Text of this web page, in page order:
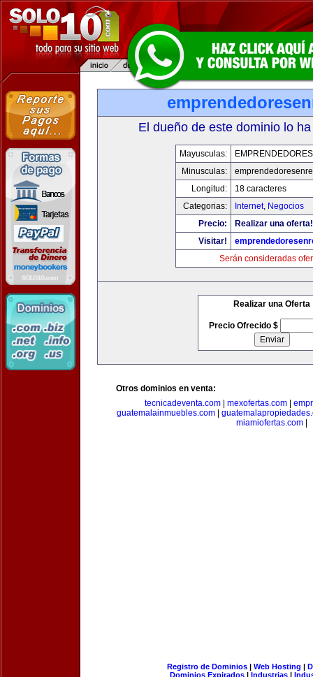
El dueño de este dominio lo
Mayusculas:
Minusculas:
Longitud:
18 caracteres
Categorias:
Internet, Negocios
Precio:
Realizar una oferta!
Visitar!
Serán consideradas
Realizar una Oferta
Precio Ofrecido $
Otros dominios en venta:
tecnicadeventa.com
mexofertas.com
guatemalainmuebles.com
miamiofertas.com
Registro de Dominios| Web Hosting |
Dominios Expirados | Industrias |